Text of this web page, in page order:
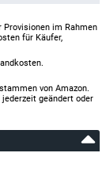
im Rahmen
für Käufer,
von Amazon.
geändert oder